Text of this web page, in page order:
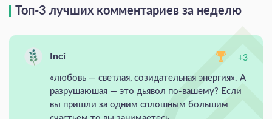
Топ-3 лучших комментариев за неделю
Inci +3
«любовь — светлая, созидательная энергия». А
разрушаюшая — это дьявол по-вашему? Если
вы пришли за одним сплошным большим